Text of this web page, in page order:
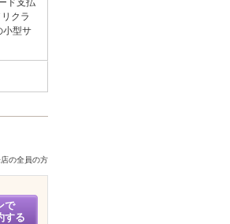
ド支払
クラ
小型サ
の全員の方
で
する